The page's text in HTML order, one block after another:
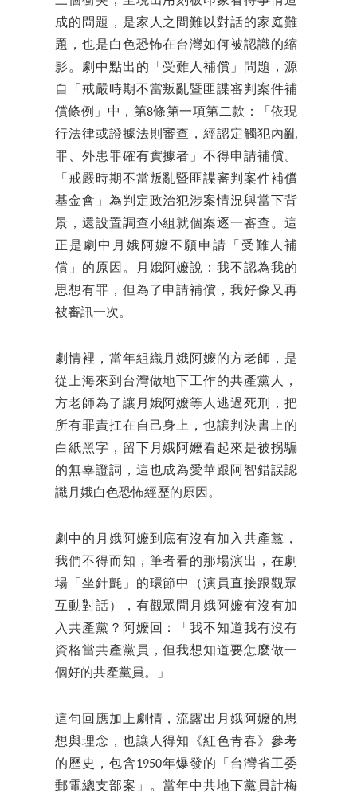
成的問題，是家人之間難以對話的家庭難
題，也是白色恐怖在台灣如何被認識的縮
影。劇中點出的「受難人補償」問題，源
自「戒嚴時期不當叛亂暨匪諜審判案件補
償條例」中，第8條第一項第二款：「依現
行法律或證據法則審查，經認定觸犯內亂
罪、外患罪確有實據者」不得申請補償。
「戒嚴時期不當叛亂暨匪諜審判案件補償
基金會」為判定政治犯涉案情況與當下背
景，還設置調查小組就個案逐一審查。這
正是劇中月娥阿嬤不願申請「受難人補
償」的原因。月娥阿嬤說：我不認為我的
思想有罪，但為了申請補償，我好像又再
被審訊一次。
劇情裡，當年組織月娥阿嬤的方老師，是
從上海來到台灣做地下工作的共產黨人，
方老師為了讓月娥阿嬤等人逃過死刑，把
所有罪責扛在自己身上，也讓判決書上的
白紙黑字，留下月娥阿嬤看起來是被拐騙
的無辜證詞，這也成為愛華跟阿智錯誤認
識月娥白色恐怖經歷的原因。
劇中的月娥阿嬤到底有沒有加入共產黨，
我們不得而知，筆者看的那場演出，在劇
場「坐針氈」的環節中（演員直接跟觀眾
互動對話），有觀眾問月娥阿嬤有沒有加
入共產黨？阿嬤回：「我不知道我有沒有
資格當共產黨員，但我想知道要怎麼做一
個好的共產黨員。」
這句回應加上劇情，流露出月娥阿嬤的思
想與理念，也讓人得知《紅色青春》參考
的歷史，包含1950年爆發的「台灣省工委
郵電總支部案」。當年中共地下黨員計梅